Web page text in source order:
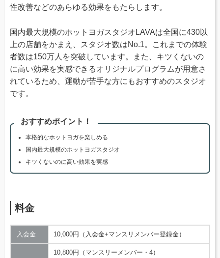
性改善などのあらゆる効果をもたらします。
国内最大規模のホットヨガスタジオLAVAは全国に430以
上の店舗をかまえ、スタジオ数はNo.1。これまでの体験
者数は150万人を突破しています。また、キツくないの
に高い効果を実感できるオリジナルプログラムが用意さ
れているため、運動が苦手な方にもおすすめのスタジオ
です。
おすすめポイント！
本格的なホットヨガを楽しめる
国内最大規模のホットヨガスタジオ
キツくないのに高い効果を実感
料金
入会金 10,000円（入会金+マンスリメンバー登録金）
10,800円（マンスリーメンバー・4）